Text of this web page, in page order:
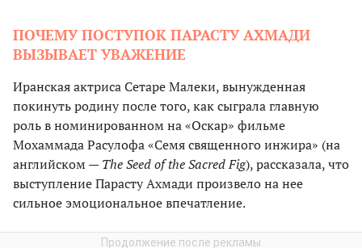
ПОЧЕМУ ПОСТУПОК ПАРАСТУ АХМАДИ
ВЫЗЫВАЕТ УВАЖЕНИЕ
Иранская актриса Сетаре Малеки, вынужденная
покинуть родину после того, как сыграла главную
роль в номинированном на «Оскар» фильме
Мохаммада Расулофа «Семя священного инжира» (на
английском— The Seed of the Sacred Fig), рассказала, что
выступление Парасту Ахмади произвело на нее
сильное эмоциональное впечатление.